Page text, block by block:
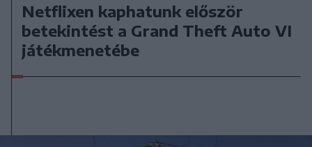
Netflixen kaphatunk először
betekintést a Grand Theft Auto VI
játékmenetébe